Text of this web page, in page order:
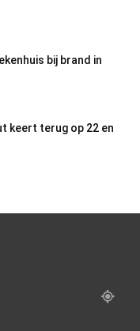
bij brand in
keert terug op 22 en